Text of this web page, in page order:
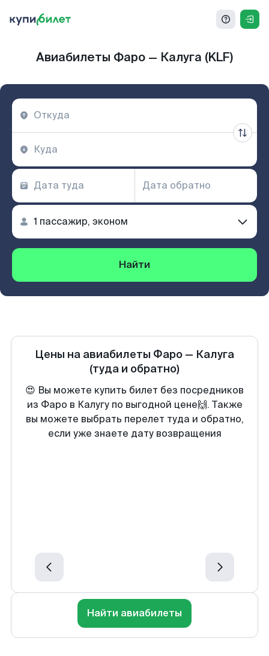
Авиабилеты Фаро — Калуга (KLF)
Найти
Цены на авиабилеты Фаро — Калуга
(туда и обратно)
😍 Вы можете купить билет без посредников
из Фаро в Калугу по выгодной цене🙌. Также
вы можете выбрать перелет туда и обратно,
если уже знаете дату возвращения
Найти авиабилеты